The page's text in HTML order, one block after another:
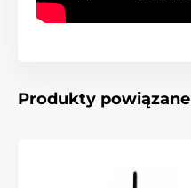
Produkty powiązane